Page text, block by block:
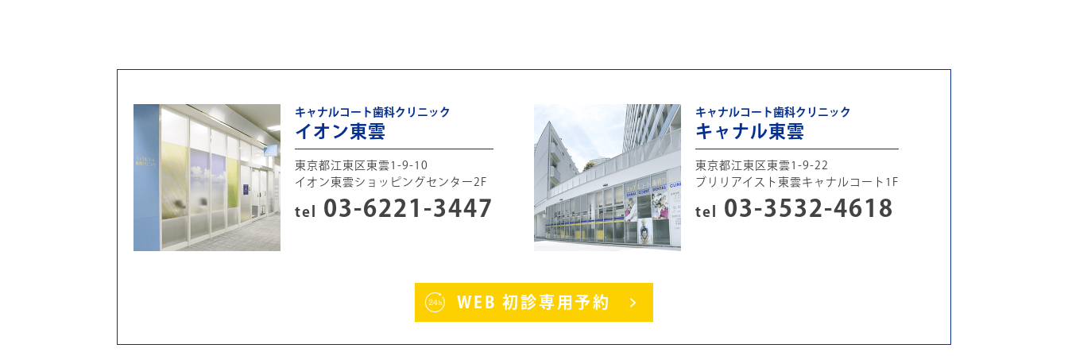
キャナルコート歯科クリニック
イオン東雲
東京都江東区東雲1-9-10
イオン東雲ショッピングセンター2F
tel 03-6221-3447
キャナルコート歯科クリニック
キャナル東雲
東京都江東区東雲1-9-22
ブリリアイスト東雲キャナルコート1F
tel 03-3532-4618
WEB 初診専用予約